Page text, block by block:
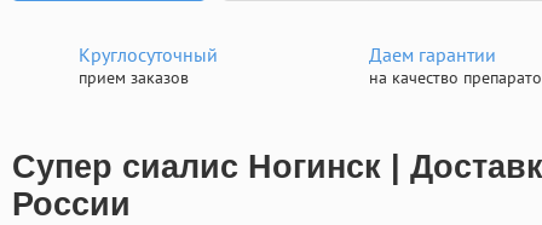
Круглосуточный
прием заказов
Даем гарантии
на качество
Супер сиалис Ногинск |
России